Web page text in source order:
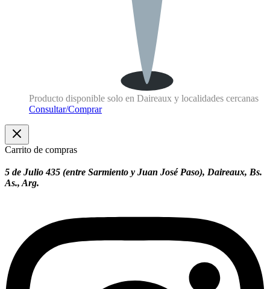
Producto disponible solo en Daireaux y localidades cercanas
Consultar/Comprar
Carrito de compras
5 de Julio 435 (entre Sarmiento y Juan José Paso), Daireaux, Bs.
As., Arg.